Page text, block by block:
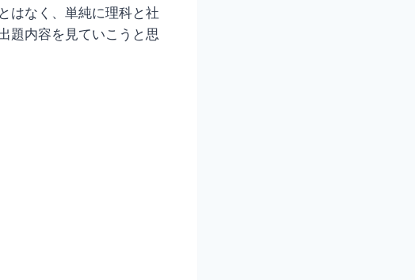
はなく、単純に理科と社
題内容を見ていこうと思